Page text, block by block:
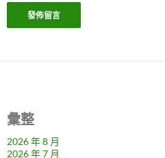
彙整
2026 年 8 月
2026 年 7 月